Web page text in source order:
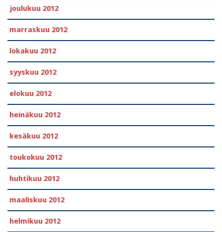
joulukuu 2012
marraskuu 2012
lokakuu 2012
syyskuu 2012
elokuu 2012
heinäkuu 2012
kesäkuu 2012
toukokuu 2012
huhtikuu 2012
maaliskuu 2012
helmikuu 2012